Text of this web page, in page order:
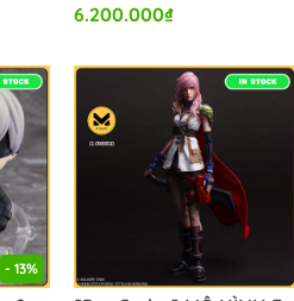
6.200.000₫
- 13%